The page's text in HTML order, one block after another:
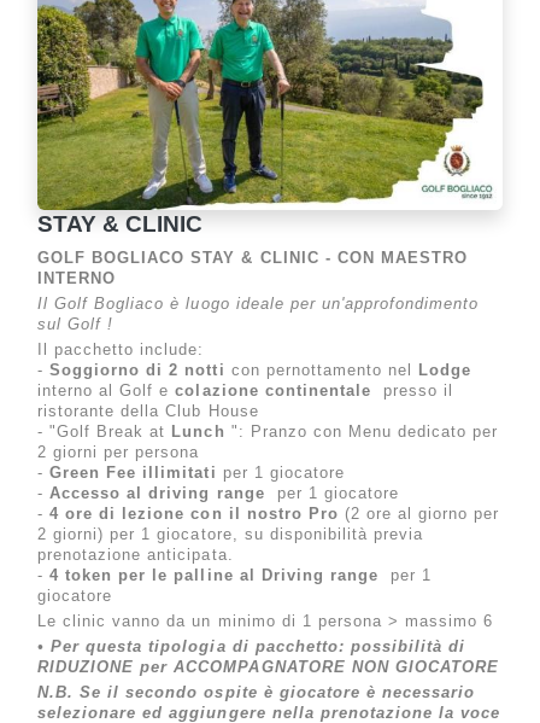
STAY & CLINIC
GOLF BOGLIACO STAY & CLINIC - CON MAESTRO
INTERNO
Il Golf Bogliaco è luogo ideale per un'approfondimento
sul Golf !
Il pacchetto include:
-Soggiorno di 2 notti con pernottamento nel
Lodge
interno al Golf ecolazione continentale presso il
ristorante della Club House
- "Golf Break at Lunch ": Pranzo con Menu dedicato per
2 giorni per persona
-Green Fee illimitati per 1 giocatore
-Accesso al driving range per 1 giocatore
-4 ore di lezione con il nostro Pro (2 ore al giorno per
2 giorni) per 1 giocatore, su disponibilità previa
prenotazione anticipata.
-4 token per le palline al Driving range per 1
giocatore
Le clinic vanno da un minimo di 1 persona > massimo 6
• Per questa tipologia di pacchetto: possibilità di
RIDUZIONE per ACCOMPAGNATORE NON GIOCATORE
N.B. Se il secondo ospite è giocatore è necessario
selezionare ed aggiungere nella prenotazione la voce